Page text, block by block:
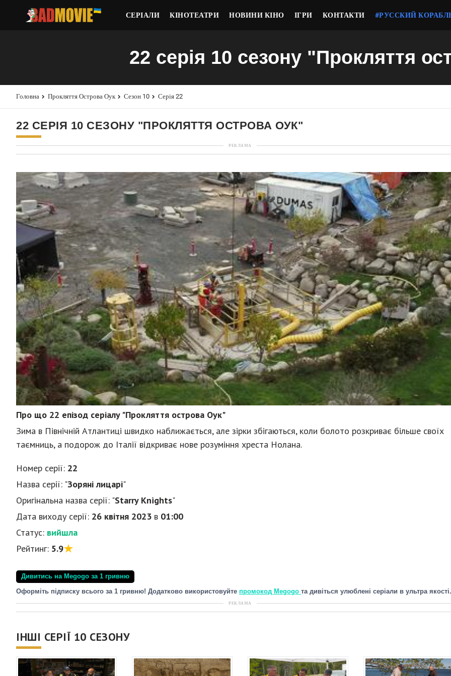
СЕРІАЛИ КІНОТЕАТРИ НОВИНИ КІНО ІГРИ КОНТАКТИ #РУССКИЙ
22 серія 10 сезону "Прокляття
Головна Прокляття Острова Оук Сезон 10 Серія 22
22 СЕРІЯ 10 СЕЗОНУ "ПРОКЛЯТТЯ ОСТРОВА ОУК"
РЕКЛАМА
Про що 22 епізод серіалу "Прокляття острова Оук"
Зима в Північній Атлантиці швидко наближається, але зірки збігаються, коли болото розкриває більше своїх
таємниць, а подорож до Італії відкриває нове розуміння хреста Нолана.
Номер серії: 22
Назва серії: "Зоряні лицарі"
Оригінальна назва серії: "Starry Knights"
Дата виходу серії: 26 квітня 2023 в 01:00
Статус: вийшла
Рейтинг: 5.9
Дивитись на Megogo за 1 гривню
Оформіть підписку всього за 1 гривню! Додатково використовуйте промокод Megogo та дивіться улюблені серіали в ультра якості.
РЕКЛАМА
ІНШІ СЕРІЇ 10 СЕЗОНУ